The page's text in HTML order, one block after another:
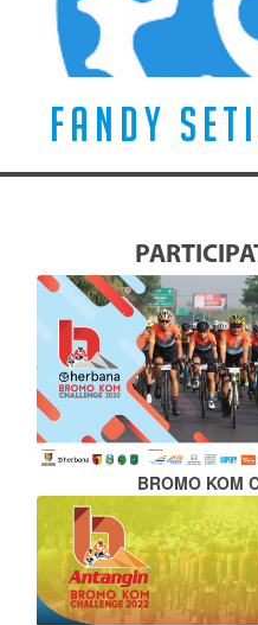
FANDY
BROMO KOM